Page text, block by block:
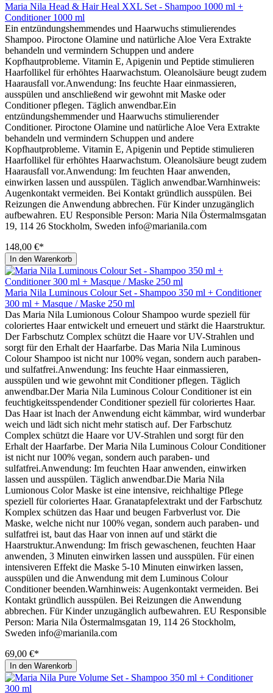
Maria Nila Head & Hair Heal XXL Set - Shampoo 1000 ml +
Conditioner 1000 ml
Ein entzündungshemmendes und Haarwuchs stimulierendes
Shampoo. Piroctone Olamine und natürliche Aloe Vera Extrakte
behandeln und vermindern Schuppen und andere
Kopfhautprobleme. Vitamin E, Apigenin und Peptide stimulieren
Haarfollikel für erhöhtes Haarwachstum. Oleanolsäure beugt zudem
Haarausfall vor.Anwendung: Ins feuchte Haar einmassieren,
ausspülen und anschließend wir gewohnt mit Maske oder
Conditioner pflegen. Täglich anwendbar.Ein
entzündungshemmender und Haarwuchs stimulierender
Conditioner. Piroctone Olamine und natürliche Aloe Vera Extrakte
behandeln und vermindern Schuppen und andere
Kopfhautprobleme. Vitamin E, Apigenin und Peptide stimulieren
Haarfollikel für erhöhtes Haarwachstum. Oleanolsäure beugt zudem
Haarausfall vor.Anwendung: Im feuchten Haar anwenden,
einwirken lassen und ausspülen. Täglich anwendbar.Warnhinweis:
Augenkontakt vermeiden. Bei Kontakt gründlich ausspülen. Bei
Reizungen die Anwendung abbrechen. Für Kinder unzugänglich
aufbewahren. EU Responsible Person: Maria Nila Östermalmsgatan
19, 114 26 Stockholm, Sweden info@marianila.com
148,00 €*
In den Warenkorb
Maria Nila Luminous Colour Set - Shampoo 350 ml + Conditioner
300 ml + Masque / Maske 250 ml
Das Maria Nila Lumionous Colour Shampoo wurde speziell für
coloriertes Haar entwickelt und erneuert und stärkt die Haarstruktur.
Der Farbschutz Complex schützt die Haare vor UV-Strahlen und
sorgt für den Erhalt der Haarfarbe. Das Maria Nila Luminous
Colour Shampoo ist nicht nur 100% vegan, sondern auch paraben-
und sulfatfrei.Anwendung: Ins feuchte Haar einmassieren,
ausspülen und wie gewohnt mit Conditioner pflegen. Täglich
anwendbar.Der Maria Nila Luminous Colour Conditioner ist ein
feuchtigkeitsspendender Conditioner speziell für coloriertes Haar.
Das Haar ist lnach der Anwendung eicht kämmbar, wird wunderbar
weich und lädt sich nicht mehr statisch auf. Der Farbschutz
Complex schützt die Haare vor UV-Strahlen und sorgt für den
Erhalt der Haarfarbe. Der Maria Nila Luminous Colour Conditioner
ist nicht nur 100% vegan, sondern auch paraben- und
sulfatfrei.Anwendung: Im feuchten Haar anwenden, einwirken
lassen und ausspülen. Täglich anwendbar.Die Maria Nila
Lumionous Color Maske ist eine intensive, reichhaltige Pflege
speziell für coloriertes Haar. Granatapfelextrakt und der Farbschutz
Komplex schützen das Haar und beugen Farbverlust vor. Die
Maske, welche nicht nur 100% vegan, sondern auch paraben- und
sulfatfrei ist, baut das Haar von innen auf und stärkt die
Haarstruktur.Anwendung: Im frisch gewaschenen, feuchten Haar
anwenden, 3 Minuten einwirken lassen und ausspülen. Für einen
intensiveren Effekt die Maske 5-10 Minuten einwirken lassen,
ausspülen und die Anwendung mit dem Luminous Colour
Conditioner beenden.Warnhinweis: Augenkontakt vermeiden. Bei
Kontakt gründlich ausspülen. Bei Reizungen die Anwendung
abbrechen. Für Kinder unzugänglich aufbewahren. EU Responsible
Person: Maria Nila Östermalmsgatan 19, 114 26 Stockholm,
Sweden info@marianila.com
69,00 €*
In den Warenkorb